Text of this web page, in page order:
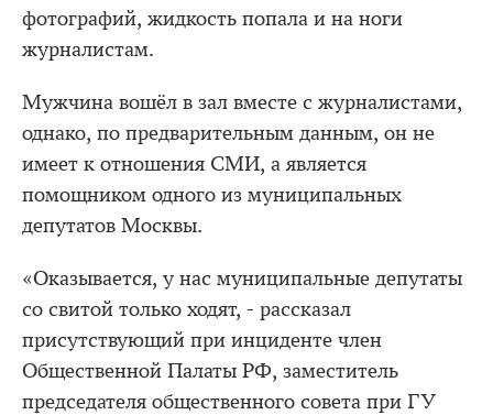
фотографий, жидкость попала и на ноги
журналистам.
Мужчина вошёл в зал вместе с журналистами,
однако, по предварительным данным, он не
имеет к отношения СМИ, а является
помощником одного из муниципальных
депутатов Москвы.
«Оказывается, у нас муниципальные депутаты
со свитой только ходят, - рассказал
присутствующий при инциденте член
Общественной Палаты РФ, заместитель
председателя общественного совета при ГУ